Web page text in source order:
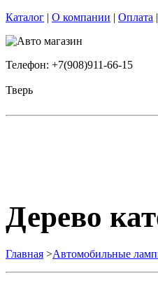
Каталог | О компании | Оплата |
Телефон: +7(908)911-66-15
Тверь
Дерево
Главная >Автомобильные